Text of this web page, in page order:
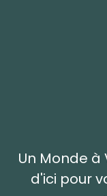
Un Monde
d'ici pour